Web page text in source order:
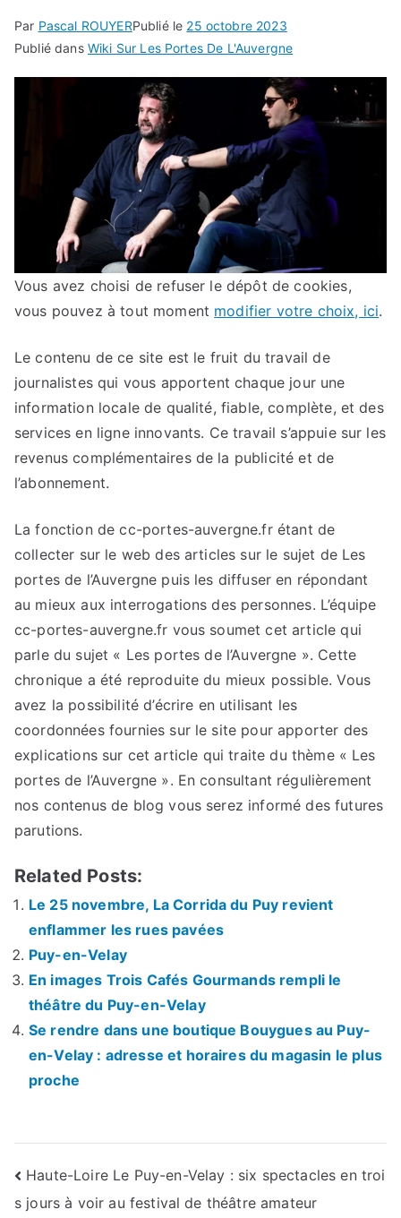
Par Pascal ROUYERPublié le 25 octobre 2023
Publié dans Wiki Sur Les Portes De L'Auvergne
Vous avez choisi de refuser le dépôt de cookies,
vous pouvez à tout moment modifier votre choix, ici.
Le contenu de ce site est le fruit du travail de
journalistes qui vous apportent chaque jour une
information locale de qualité, fiable, complète, et des
services en ligne innovants. Ce travail s’appuie sur les
revenus complémentaires de la publicité et de
l’abonnement.
La fonction de cc-portes-auvergne.fr étant de
collecter sur le web des articles sur le sujet de Les
portes de l’Auvergne puis les diffuser en répondant
au mieux aux interrogations des personnes. L’équipe
cc-portes-auvergne.fr vous soumet cet article qui
parle du sujet « Les portes de l’Auvergne ». Cette
chronique a été reproduite du mieux possible. Vous
avez la possibilité d’écrire en utilisant les
coordonnées fournies sur le site pour apporter des
explications sur cet article qui traite du thème « Les
portes de l’Auvergne ». En consultant régulièrement
nos contenus de blog vous serez informé des futures
parutions.
Related Posts:
Le 25 novembre, La Corrida du Puy revient
enflammer les rues pavées
Puy-en-Velay
En images Trois Cafés Gourmands rempli le
théâtre du Puy-en-Velay
Se rendre dans une boutique Bouygues au Puy-
en-Velay : adresse et horaires du magasin le plus
proche
Navigation
Haute-Loire Le Puy-en-Velay : six spectacles en troi
s jours à voir au festival de théâtre amateur